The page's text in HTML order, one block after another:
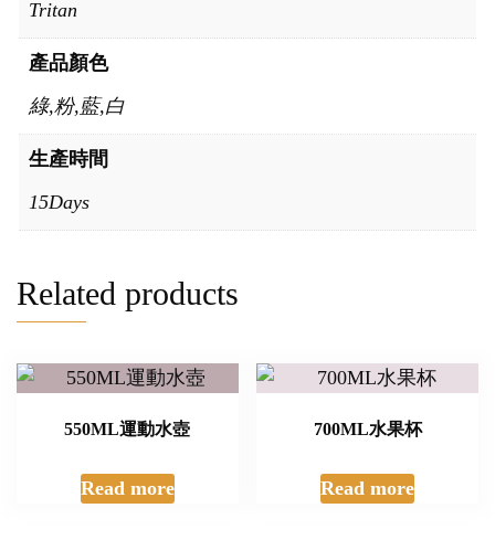
Tritan
產品顏色
綠,粉,藍,白
生產時間
15Days
Related products
550ML運動水壺
Read more
700ML水果杯
Read more